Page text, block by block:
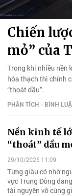
Chiến
mỏ” của
Trong khi nhiều nền
hóa thạch thì chính
“thoát dầu”.
PHÂN TÍCH - BÌNH
Nền kinh tế
“thoát” dầu
29/10/2025 11:09
Từng giàu có nhờ
vực Trung Đông
tài nguyên vô cùng